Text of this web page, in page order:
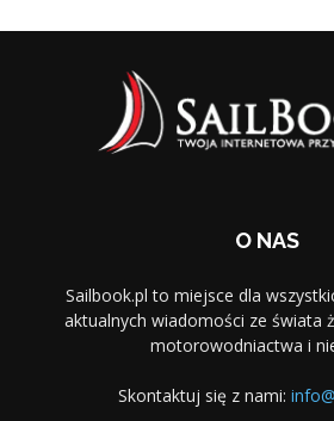
O NAS
Sailbook.pl to miejsce dla
aktualnych wiadomości ze świata
motorowodniactwa i
Skontaktuj się z nami: